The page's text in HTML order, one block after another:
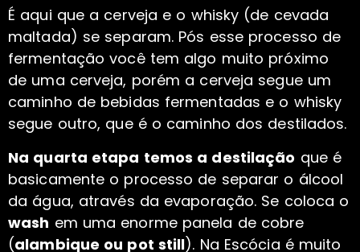
É aqui que a cerveja e o whisky (de cevada
maltada) se separam. Pós esse processo de
fermentação você tem algo muito próximo
de uma cerveja, porém a cerveja segue um
caminho de bebidas fermentadas e o whisky
segue outro, que é o caminho dos destilados.
Na quarta etapa temos a destilação que é
basicamente o processo de separar o álcool
da água, através da evaporação. Se coloca o
wash em uma enorme panela de cobre
(alambique ou pot still). Na Escócia é muito